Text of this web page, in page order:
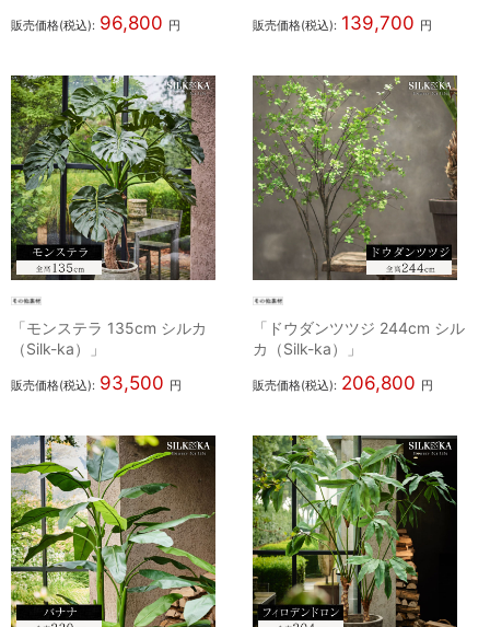
販売価格(税込): 96,800 円 販売価格(税込): 139,700 円
「モンステラ 135cm シルカ
（Silk-ka）」
販売価格(税込): 93,500 円
「ドウダンツツジ 244cm シル
カ（Silk-ka）」
販売価格(税込): 206,800 円